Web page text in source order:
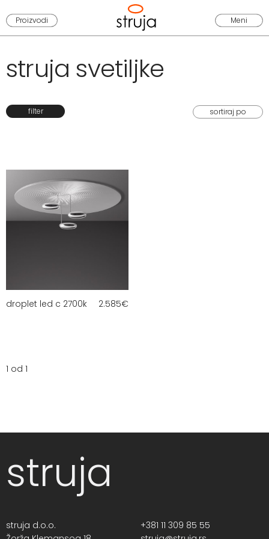
Proizvodi Meni
struja svetiljke
filter
droplet led c 2700k 2.585€
1 od 1
struja
struja d.o.o.
+381 11 309 85 55